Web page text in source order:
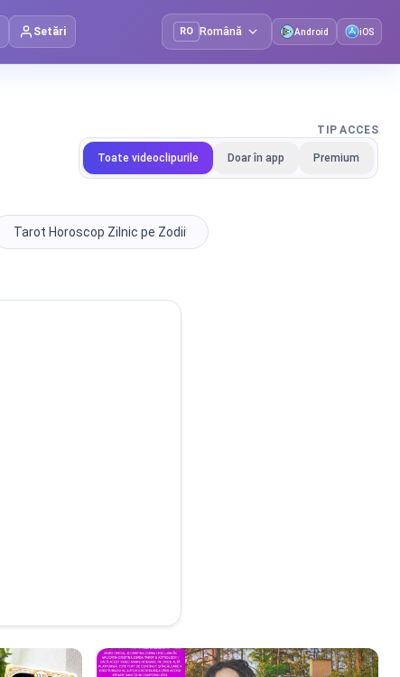
Setări RO Română Android iOS
TIP ACCES
Toate videoclipurile Doar în app Premium
Tarot Horoscop Zilnic pe Zodii